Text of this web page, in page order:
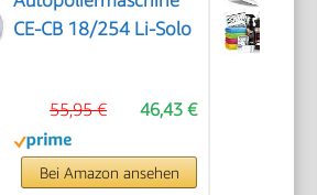
CE-CB 18/254 Li-Solo
46,43 €
55,95 €
Bei Amazon ansehen